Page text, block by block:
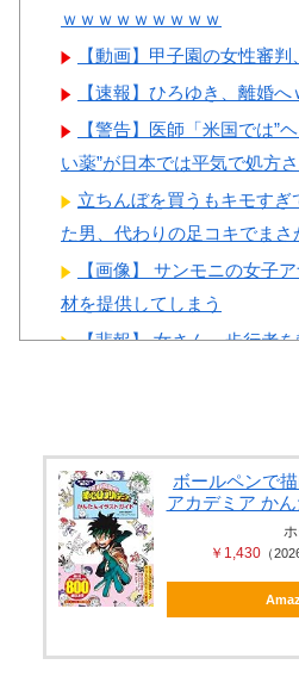
震】
ｗｗｗｗｗｗｗｗｗ
【動画】甲子園の女性審
【速報】ひろゆき、離婚へ
【警告】医師「米国では”
い薬”が日本では平気で処方
立ちんぼを買うもキモすぎ
た男、代わりの足コキでまさ
【画像】 サンモニの女子
材を提供してしまう
【悲報】 女さん、歩行者
井上晴美、乳首ヘア○ード
る！人生最後のラスト写真集
Powered by livedoor 相互RSS
ボールペンで
アカデミア か
￥1,430 （